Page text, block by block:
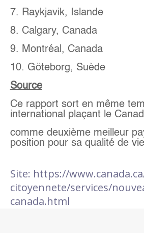
7. Raykjavik, Islande
8. Calgary, Canada
9. Montréal, Canada
10. Göteborg, Suède
Source
Ce rapport sort en même
international plaçant le
comme deuxième meilleur
position pour sa qualité de
Site: https://
citoyennete/services/
canada.html